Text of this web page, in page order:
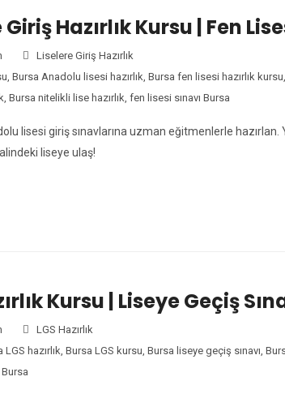
Hazırlık Kursu | Fen
Liselere Giriş Hazırlık
, Bursa Anadolu lisesi hazırlık, Bursa fen lisesi hazırlık kursu,
, Bursa nitelikli lise hazırlık, fen lisesi sınavı Bursa
lisesi giriş sınavlarına uzman eğitmenlerle
liseye ulaş!
Kursu | Liseye Geçiş
LGS Hazırlık
LGS hazırlık, Bursa LGS kursu, Bursa liseye geçiş sınavı,
Bursa